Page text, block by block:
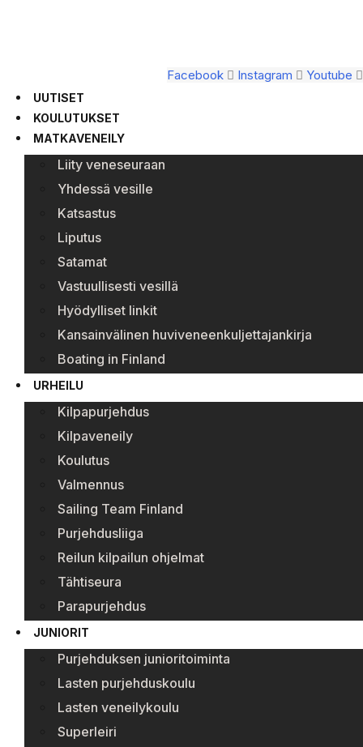
Facebook Instagram Youtube
UUTISET
KOULUTUKSET
MATKAVENEILY
Liity veneseuraan
Yhdessä vesille
Katsastus
Liputus
Satamat
Vastuullisesti vesillä
Hyödylliset linkit
Kansainvälinen huviveneenkuljettajankirja
Boating in Finland
URHEILU
Kilpapurjehdus
Kilpaveneily
Koulutus
Valmennus
Sailing Team Finland
Purjehdusliiga
Reilun kilpailun ohjelmat
Tähtiseura
Parapurjehdus
JUNIORIT
Purjehduksen junioritoiminta
Lasten purjehduskoulu
Lasten veneilykoulu
Superleiri